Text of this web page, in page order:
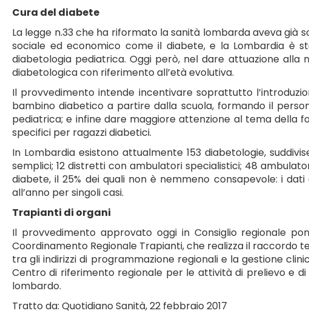
Cura del diabete
La legge n.33 che ha riformato la sanità lombarda aveva
sociale ed economico come il diabete, e la Lombardia è
diabetologia pediatrica. Oggi però, nel dare attuazione alla
diabetologica con riferimento all’età evolutiva.
Il provvedimento intende incentivare soprattutto
bambino diabetico a partire dalla scuola, formando il
pediatrica; e infine dare maggiore attenzione al tema della
specifici per ragazzi diabetici.
In Lombardia esistono attualmente 153 diabetologie,
semplici; 12 distretti con ambulatori specialistici; 48
diabete, il 25% dei quali non è nemmeno consapevole: i
all’anno per singoli casi.
Trapianti di organi
Il provvedimento approvato oggi in Consiglio regionale
Coordinamento Regionale Trapianti, che realizza il raccordo
tra gli indirizzi di programmazione regionali e la gestione
Centro di riferimento regionale per le attività di prelievo e di
lombardo.
Tratto da: Quotidiano Sanità, 22 febbraio 2017